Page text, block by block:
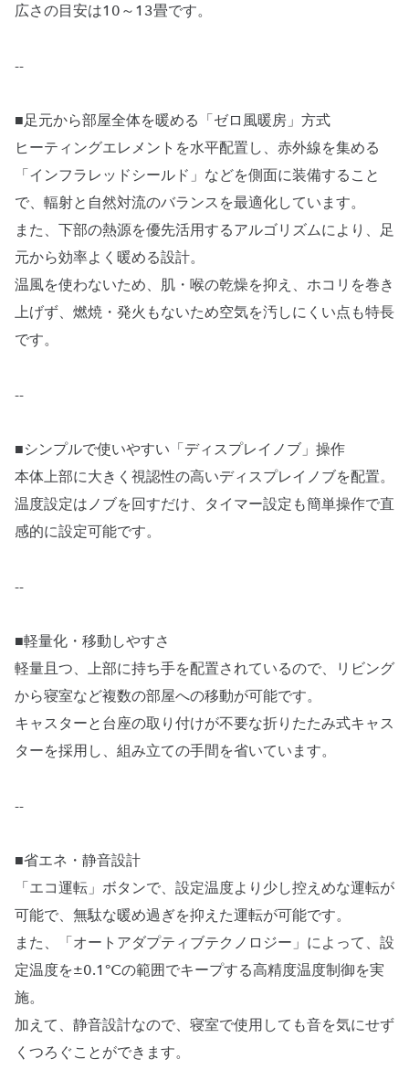
広さの目安は10～13畳です。
--
■足元から部屋全体を暖める「ゼロ風暖房」方式
ヒーティングエレメントを水平配置し、赤外線を集める
「インフラレッドシールド」などを側面に装備すること
で、輻射と自然対流のバランスを最適化しています。
また、下部の熱源を優先活用するアルゴリズムにより、足
元から効率よく暖める設計。
温風を使わないため、肌・喉の乾燥を抑え、ホコリを巻き
上げず、燃焼・発火もないため空気を汚しにくい点も特長
です。
--
■シンプルで使いやすい「ディスプレイノブ」操作
本体上部に大きく視認性の高いディスプレイノブを配置。
温度設定はノブを回すだけ、タイマー設定も簡単操作で直
感的に設定可能です。
--
■軽量化・移動しやすさ
軽量且つ、上部に持ち手を配置されているので、リビング
から寝室など複数の部屋への移動が可能です。
キャスターと台座の取り付けが不要な折りたたみ式キャス
ターを採用し、組み立ての手間を省いています。
--
■省エネ・静音設計
「エコ運転」ボタンで、設定温度より少し控えめな運転が
可能で、無駄な暖め過ぎを抑えた運転が可能です。
また、「オートアダプティブテクノロジー」によって、設
定温度を±0.1℃の範囲でキープする高精度温度制御を実
施。
加えて、静音設計なので、寝室で使用しても音を気にせず
くつろぐことができます。